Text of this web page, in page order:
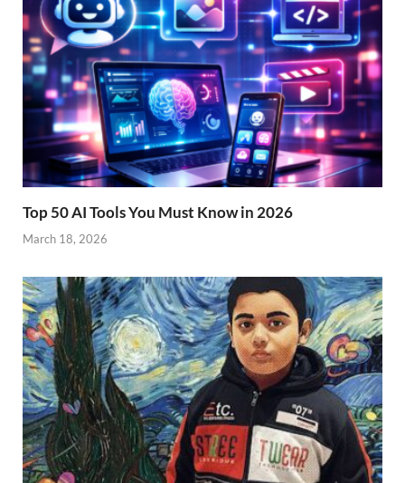
Top 50 AI Tools You Must Know in 2026
March 18, 2026